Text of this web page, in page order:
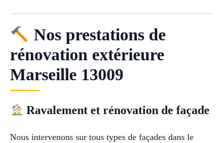
Nos prestations de
rénovation extérieure
Marseille 13009
Ravalement et rénovation de façade
Nous intervenons sur tous types de façades dans le